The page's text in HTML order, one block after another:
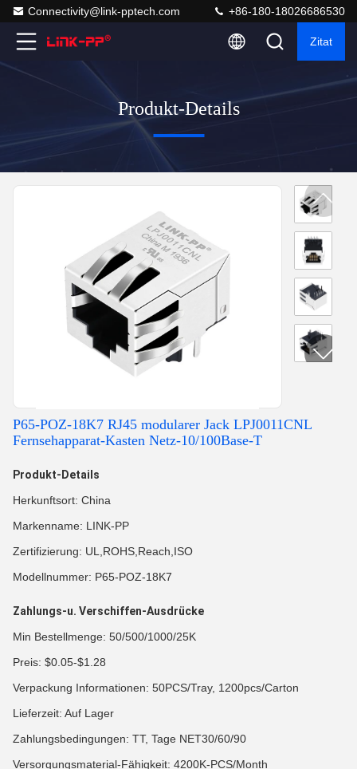
Connectivity@link-pptech.com +86-180-18026686530
Zitat
Produkt-Details
P65-POZ-18K7 RJ45 modularer Jack LPJ0011CNL
Fernsehapparat-Kasten Netz-10/100Base-T
Produkt-Details
Herkunftsort: China
Markenname: LINK-PP
Zertifizierung: UL,ROHS,Reach,ISO
Modellnummer: P65-POZ-18K7
Zahlungs-u. Verschiffen-Ausdrücke
Min Bestellmenge: 50/500/1000/25K
Preis: $0.05-$1.28
Verpackung Informationen: 50PCS/Tray, 1200pcs/Carton
Lieferzeit: Auf Lager
Zahlungsbedingungen: TT, Tage NET30/60/90
Versorgungsmaterial-Fähigkeit: 4200K-PCS/Month